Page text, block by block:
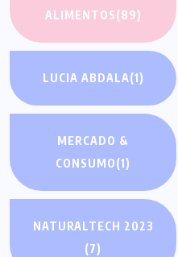
ALIMENTOS(89)
LUCIA ABDALA(1)
MERCADO &
CONSUMO(1)
NATURALTECH 2023
(7)